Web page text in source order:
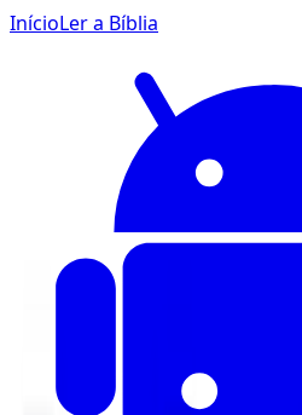
InícioLer a Bíblia